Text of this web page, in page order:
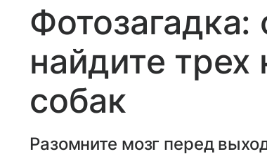
Фотозагадка:
найдите трех
собак
Разомните мозг перед